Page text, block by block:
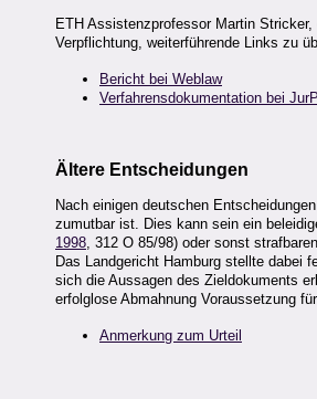
ETH Assistenzprofessor Martin
Verpflichtung, weiterführende Links zu
Bericht bei Weblaw
Verfahrensdokumentation bei
Ältere Entscheidungen
Nach einigen deutschen
zumutbar ist. Dies kann sein ein
1998, 312 O 85/98) oder sonst
Das Landgericht Hamburg stellte dabei
sich die Aussagen des Zieldokuments
erfolglose Abmahnung Voraussetzung
Anmerkung zum Urteil